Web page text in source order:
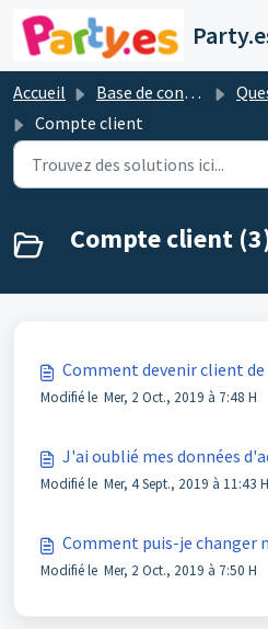
Passer au contenu principal
Accueil Base de connaissances
Questions &
Compte client
Compte client
Comment devenir client de
Modifié le Mer, 2 Oct., 2019 à 7:48 H
J'ai oublié mes données
Modifié le Mer, 4 Sept., 2019 à 11:43 H
Comment puis-je changer
Modifié le Mer, 2 Oct., 2019 à 7:50 H